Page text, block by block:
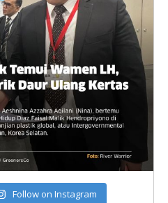
Follow on Instagram